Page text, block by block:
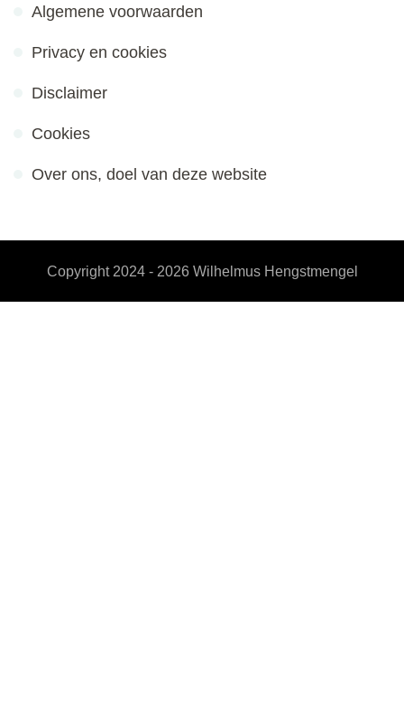
Algemene voorwaarden
Privacy en cookies
Disclaimer
Cookies
Over ons, doel van deze website
Copyright 2024 - 2026 Wilhelmus Hengstmengel